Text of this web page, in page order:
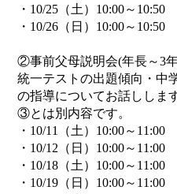
・10/25（土）10:00～10:50
・10/26（日）10:00～10:50
②事前父母説明会(年長～3年
統一テストの出題傾向・中
の指導についてお話ししま
③とは別内容です。
・10/11（土）10:00～11:00
・10/12（日）10:00～11:00
・10/18（土）10:00～11:00
・10/19（日）10:00～11:00